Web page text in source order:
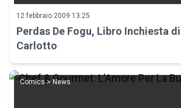
12 febbraio 2009 13:25
Perdas De Fogu, Libro Inchiesta
Carlotto
Comics > News